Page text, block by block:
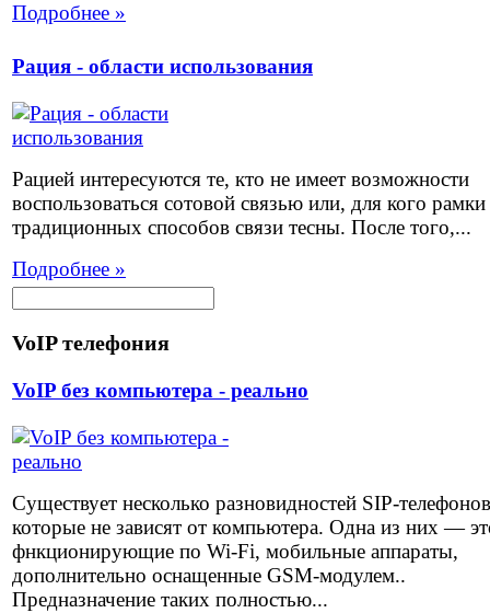
Подробнее »
Рация - области использования
Рацией интересуются те, кто не имеет возможности
воспользоваться сотовой связью или, для кого рамки
традиционных способов связи тесны. После того,...
Подробнее »
VoIP телефония
VoIP без компьютера - реально
Существует несколько разновидностей SIP-телефонов
которые не зависят от компьютера. Одна из них —
фнкционирующие по Wi-Fi, мобильные аппараты,
дополнительно оснащенные GSM-модулем..
Предназначение таких полностью...